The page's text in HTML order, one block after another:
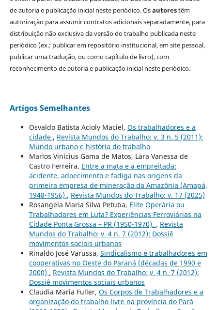
de autoria e publicação inicial neste periódico. Osautorestêm
autorização para assumir contratos adicionais separadamente, para
distribuição não exclusiva da versão do trabalho publicada neste
periódico (ex.: publicar em repositório institucional, em site pessoal,
publicar uma tradução, ou como capítulo de livro), com
reconhecimento de autoria e publicação inicial neste periódico.
Artigos Semelhantes
Osvaldo Batista Acioly Maciel, Os trabalhadores e a
cidade , Revista Mundos do Trabalho: v. 3 n. 5 (2011):
Mundo urbano e história do trabalho
Marlos Vinícius Gama de Matos, Lara Vanessa de
Castro Ferreira, Entre a mata e a empreitada:
acidente, adoecimento e fadiga nas origens da
primeira empresa de mineração da Amazônia (Amapá,
1948-1956) , Revista Mundos do Trabalho: v. 17 (2025)
Rosangela Maria Silva Petuba, Elite Operária ou
Trabalhadores em Luta? Experiências Ferroviárias na
Cidade Ponta Grossa – PR (1950-1970). , Revista
Mundos do Trabalho: v. 4 n. 7 (2012): Dossiê
movimentos sociais urbanos
Rinaldo José Varussa, Sindicalismo e trabalhadores em
cooperativas no Oeste do Paraná (décadas de 1990 e
2000) , Revista Mundos do Trabalho: v. 4 n. 7 (2012):
Dossiê movimentos sociais urbanos
Claudia Maria Fuller, Os Corpos de Trabalhadores e a
organização do trabalho livre na província do Pará